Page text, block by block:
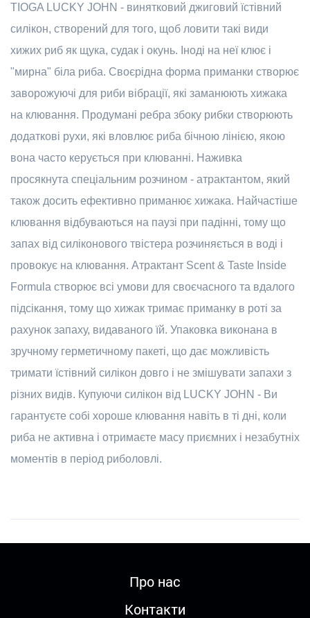
TIOGA LUCKY JOHN - винятковий джиговий їстівний
силікон, створений для того, щоб ловити такі види
хижих риб як щука, судак і окунь. Іноді на неї клює і
"мирна" біла риба. Своєрідна форма приманки створює
заворожуючі для риби вібрації, які заманюють хижака
на клювання. Продумані ребра збоку рибки створюють
додаткові рухи, які вловлює риба бічною лінією, якою
вона часто керується при клюванні. Наживка
просякнута спеціальним розчином - атрактантом, який
також досить ефективно приманює хижака. Найчастіше
клювання відбуваються на паузі при падінні, тому що
запах від силіконового твістера розчиняється в воді і
провокує на клювання. Атрактант Scent & Taste Inside
Formula створює всі умови для своєчасного та вдалого
підсікання, тому що хижак тримає приманку в роті за
рахунок запаху, видаваного їй. Упаковка виконана в
зручному герметичному пакеті, що дає можливість
тримати їстівний силікон довго і не змішувати запахи з
різних видів. Купуючи силікон від LUCKY JOHN - Ви
гарантуєте собі хороше клювання навіть в ті дні, коли
риба не активна і отримаєте масу приємних і незабутніх
моментів в період риболовлі.
Про нас
Контакти